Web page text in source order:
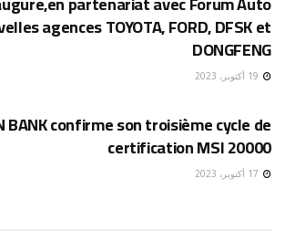
agences TOYOTA, FORD, DFSK et
DONGFENG
19 أكتوبر، 2023
BANK confirme son troisième cycle de
certification MSI 20000
17 أكتوبر، 2023